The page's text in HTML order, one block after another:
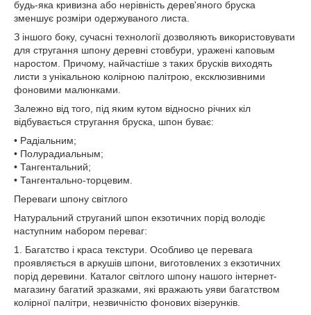
будь-яка кривизна або нерівність дерев'яного бруска
зменшує розміри одержуваного листа.
З іншого боку, сучасні технології дозволяють використовувати
для стругання шпону деревні стовбури, уражені каповым
наростом. Причому, найчастіше з таких брусків виходять
листи з унікальною колірною палітрою, ексклюзивними
фоновими малюнками.
Залежно від того, під яким кутом відносно річних кіл
відбувається стругання бруска, шпон буває:
• Радіальним;
• Полурадиальным;
• Тангентальний;
• Тангентально-торцевим.
Переваги шпону світлого
Натуральний струганий шпон екзотичних порід володіє
наступним набором переваг:
1. Багатство і краса текстури. Особливо це перевага
проявляється в аркушів шпони, виготовлених з екзотичних
порід деревини. Каталог світлого шпону нашого інтернет-
магазину багатий зразками, які вражають уяви багатством
колірної палітри, незвичністю фонових візерунків.